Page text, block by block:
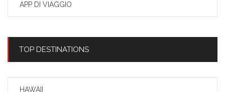
APP DI VIAGGIO
TOP DESTINATIONS
HAWAII